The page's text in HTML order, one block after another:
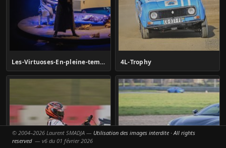
Les-Virtuoses-En-pleine-tempête 4L-Trophy
© 2004–2026 Laurent SMADJA — Utilisation des images interdite · All rights
reserved— v6 du 01 février 2026